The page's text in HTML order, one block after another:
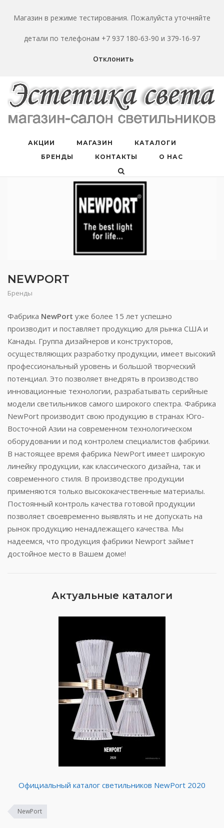
Магазин в режиме тестирования. Пожалуйста уточняйте
детали по телефонам +7 937 180-63-90 и 379-16-97
Отклонить
АКЦИИ МАГАЗИН
КАТАЛОГИ
БРЕНДЫ
КОНТАКТЫ О НАС
NEWPORT
Бренды
Фабрика NewPort уже более 15 лет успешно
производит и поставляет продукцию для рынка США и
Канады. Группа дизайнеров и конструкторов,
осуществляющих разработку продукции, имеет высокий
профессиональный уровень и большой творческий
потенциал. Это позволяет внедрять в производство
инновационные технологии, разрабатывать серийные
модели светильников самого широкого спектра. Фабрика
NewPort производит свою продукцию в странах Юго-
Восточной Азии на современном технологическом
оборудовании и под контролем специалистов фабрики.
В настоящее время фабрика NewPort имеет широкую
линейку продукции, как классического дизайна, так и
современного стиля. В производстве продукции
применяются только высококачественные материалы.
Постоянный контроль качества готовой продукции
позволяет своевременно выявлять и не допускать на
рынок продукцию ненадлежащего качества. Мы
надеемся, что продукция фабрики Newport займет
достойное место в Вашем доме!
Актуальные каталоги
Официальный каталог светильников NewPort 2020
NewPort